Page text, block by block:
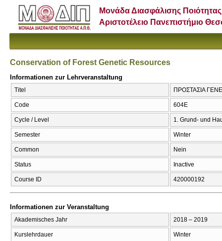
Μονάδα Διασφάλισης Ποιότητας
Αριστοτέλειο Πανεπιστήμιο
Conservation of Forest Genetic Resources
Informationen zur Lehrveranstaltung
Titel ΠΡΟΣΤΑΣΙΑ
Code 604Ε
Cycle / Level 1. Grund- und
Semester Winter
Common Nein
Status Inactive
Course ID 420000192
Informationen zur Veranstaltung
Akademisches Jahr 2018 – 2019
Kurslehrdauer Winter